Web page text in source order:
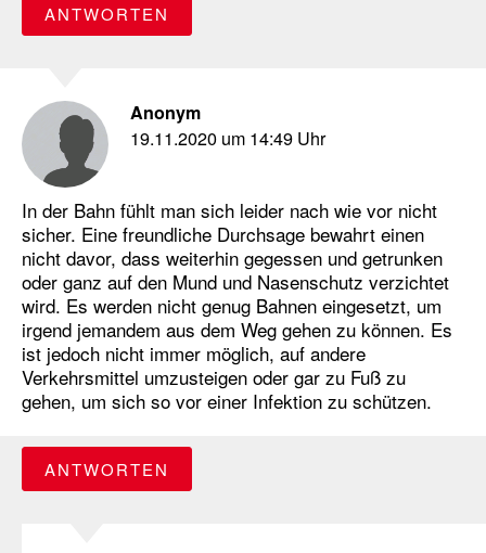
ANTWORTEN
Anonym
19.11.2020 um 14:49 Uhr
In der Bahn fühlt man sich leider nach wie vor nicht
sicher. Eine freundliche Durchsage bewahrt einen
nicht davor, dass weiterhin gegessen und getrunken
oder ganz auf den Mund und Nasenschutz verzichtet
wird. Es werden nicht genug Bahnen eingesetzt, um
irgend jemandem aus dem Weg gehen zu können. Es
ist jedoch nicht immer möglich, auf andere
Verkehrsmittel umzusteigen oder gar zu Fuß zu
gehen, um sich so vor einer Infektion zu schützen.
ANTWORTEN